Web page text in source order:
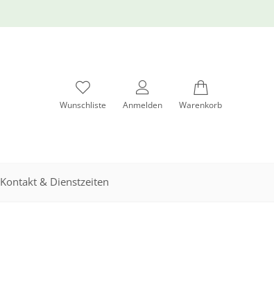
Wunschliste Anmelden Warenkorb
Kontakt & Dienstzeiten